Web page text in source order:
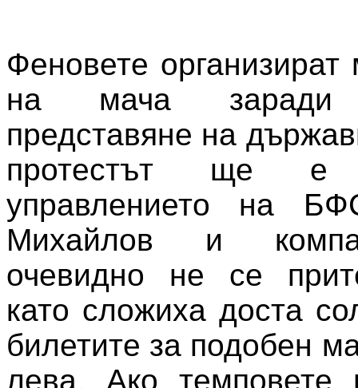
Феновете организират
на мача заради
представяне на
протестът ще
управлението на
Михайлов и
очевидно не се
като сложиха доста
билетите за подобен
лева. Ако темповете